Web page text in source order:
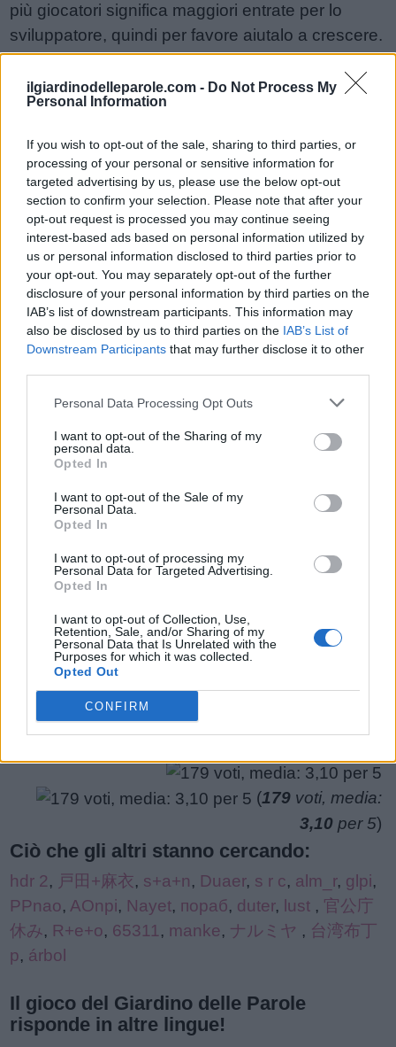
ilgiardinodelleparole.com - Do Not Process My
Personal Information
If you wish to opt-out of the sale, sharing to third parties, or
processing of your personal or sensitive information for
targeted advertising by us, please use the below opt-out
section to confirm your selection. Please note that after your
opt-out request is processed you may continue seeing
interest-based ads based on personal information utilized by
us or personal information disclosed to third parties prior to
your opt-out. You may separately opt-out of the further
disclosure of your personal information by third parties on the
IAB’s list of downstream participants. This information may
also be disclosed by us to third parties on the IAB’s List of
Downstream Participants that may further disclose it to other
Personal Data Processing Opt Outs
I want to opt-out of the Sharing of my
personal data.
Opted In
I want to opt-out of the Sale of my
Personal Data.
Opted In
I want to opt-out of processing my
Personal Data for Targeted Advertising.
Opted In
I want to opt-out of Collection, Use,
Retention, Sale, and/or Sharing of my
Personal Data that Is Unrelated with the
Purposes for which it was collected.
Opted Out
CONFIRM
più giocatori significa maggiori entrate per lo
sviluppatore, quindi per favore aiutalo a crescere.
Non riesci ancora a trovare un livello specifico?
Lascia un commento qui sotto e saremo più che
felici di aiutarti!
Sponsored Links
Inserisci tutte le lettere del puzzle:
lettere
puzzle:
Livello di gioco non trovato.
(179 voti, media:
3,10 per 5)
Ciò che gli altri stanno cercando:
hdr 2, 戸田+麻衣, s+a+n, Duaer, s r c, alm_r, glpi,
PPnao, AOnpi, Nayet, пораб, duter, lust , 官公庁
休み, R+e+o, 65311 , manke, ナルミヤ , 台湾布丁
p, árbol
Il gioco del Giardino delle Parole
risponde in altre lingue!